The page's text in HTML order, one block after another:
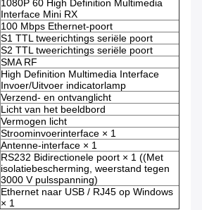
1080P 60 High Definition Multimedia
Interface Mini RX
100 Mbps Ethernet-poort
S1 TTL tweerichtings seriële poort
S2 TTL tweerichtings seriële poort
SMA RF
High Definition Multimedia Interface
Invoer/Uitvoer indicatorlamp
Verzend- en ontvanglicht
Licht van het beeldbord
Vermogen licht
Stroominvoerinterface × 1
Antenne-interface × 1
RS232 Bidirectionele poort × 1 ((Met
isolatiebescherming, weerstand tegen
3000 V pulsspanning)
Ethernet naar USB / RJ45 op Windows
× 1